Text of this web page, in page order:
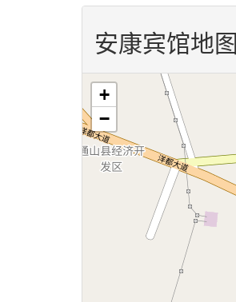
安康宾馆地图
+
−